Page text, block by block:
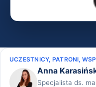
UCZESTNICY, PATRONI,
Anna
Specjalista ds.